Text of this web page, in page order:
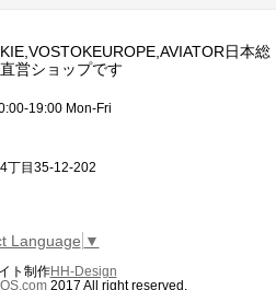
日本総
営ショップです
19:00 Mon-Fri
丁目35-12-202
Language ▼
ト制作HH-Design
2017 All right reserved.